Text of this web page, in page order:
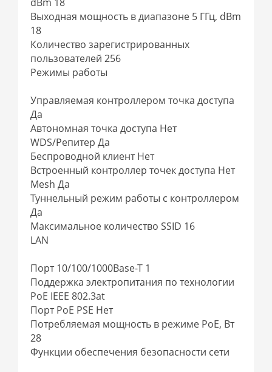
Выходная мощность в диапазоне 5 ГГц, dBm
18
Количество зарегистрированных
пользователей 256
Режимы работы
Управляемая контроллером точка доступа
Да
Автономная точка доступа Нет
WDS/Репитер Да
Беспроводной клиент Нет
Встроенный контроллер точек доступа Нет
Mesh Да
Туннельный режим работы с контроллером
Да
Максимальное количество SSID 16
LAN
Порт 10/100/1000Base-T 1
Поддержка электропитания по технологии
PoE IEEE 802.3at
Порт PoE PSE Нет
Потребляемая мощность в режиме PoE, Вт
28
Функции обеспечения безопасности сети